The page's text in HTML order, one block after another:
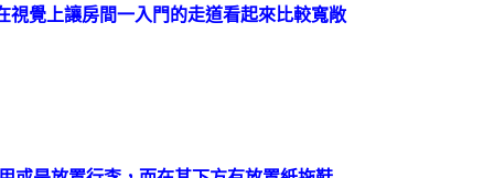
視覺上讓房間一入門的走道看起來比較寬敞